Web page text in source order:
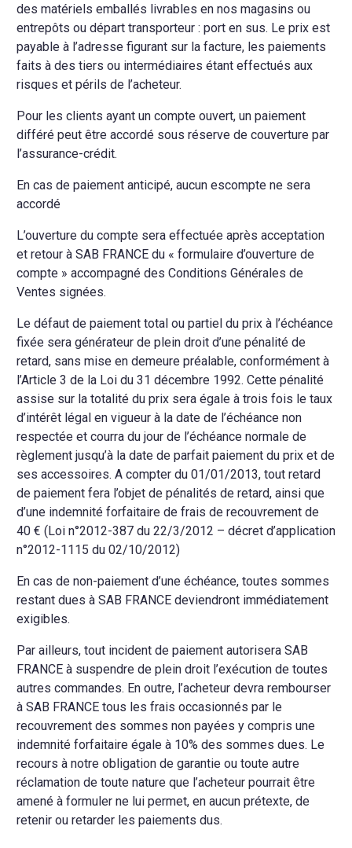
des matériels emballés livrables en nos magasins ou
entrepôts ou départ transporteur : port en sus. Le prix est
payable à l’adresse figurant sur la facture, les paiements
faits à des tiers ou intermédiaires étant effectués aux
risques et périls de l’acheteur.
Pour les clients ayant un compte ouvert, un paiement
différé peut être accordé sous réserve de couverture par
l’assurance-crédit.
En cas de paiement anticipé, aucun escompte ne sera
accordé
L’ouverture du compte sera effectuée après acceptation
et retour à SAB FRANCE du « formulaire d’ouverture de
compte » accompagné des Conditions Générales de
Ventes signées.
Le défaut de paiement total ou partiel du prix à l’échéance
fixée sera générateur de plein droit d’une pénalité de
retard, sans mise en demeure préalable, conformément à
l’Article 3 de la Loi du 31 décembre 1992. Cette pénalité
assise sur la totalité du prix sera égale à trois fois le taux
d’intérêt légal en vigueur à la date de l’échéance non
respectée et courra du jour de l’échéance normale de
règlement jusqu’à la date de parfait paiement du prix et de
ses accessoires. A compter du 01/01/2013, tout retard
de paiement fera l’objet de pénalités de retard, ainsi que
d’une indemnité forfaitaire de frais de recouvrement de
40 € (Loi n°2012-387 du 22/3/2012 – décret d’application
n°2012-1115 du 02/10/2012)
En cas de non-paiement d’une échéance, toutes sommes
restant dues à SAB FRANCE deviendront immédiatement
exigibles.
Par ailleurs, tout incident de paiement autorisera SAB
FRANCE à suspendre de plein droit l’exécution de toutes
autres commandes. En outre, l’acheteur devra rembourser
à SAB FRANCE tous les frais occasionnés par le
recouvrement des sommes non payées y compris une
indemnité forfaitaire égale à 10% des sommes dues. Le
recours à notre obligation de garantie ou toute autre
réclamation de toute nature que l’acheteur pourrait être
amené à formuler ne lui permet, en aucun prétexte, de
retenir ou retarder les paiements dus.